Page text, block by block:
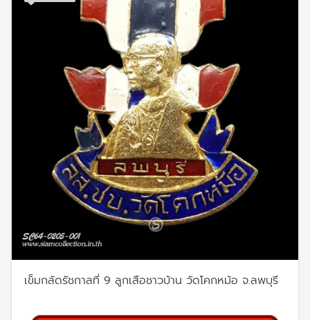
เข็มกลัดรัชกาลที่ 9 ลูกเสือชาวบ้าน วัดโคกหม้อ จ.ลพบุรี